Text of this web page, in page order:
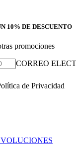
10% DE DESCUENTO
promociones
CORREO
de Privacidad